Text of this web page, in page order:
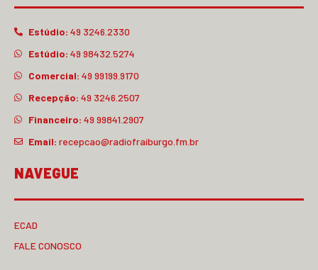
Estúdio: 49 3246.2330
Estúdio: 49 98432.5274
Comercial: 49 99199.9170
Recepção: 49 3246.2507
Financeiro: 49 99841.2907
Email: recepcao@radiofraiburgo.fm.br
NAVEGUE
ECAD
FALE CONOSCO